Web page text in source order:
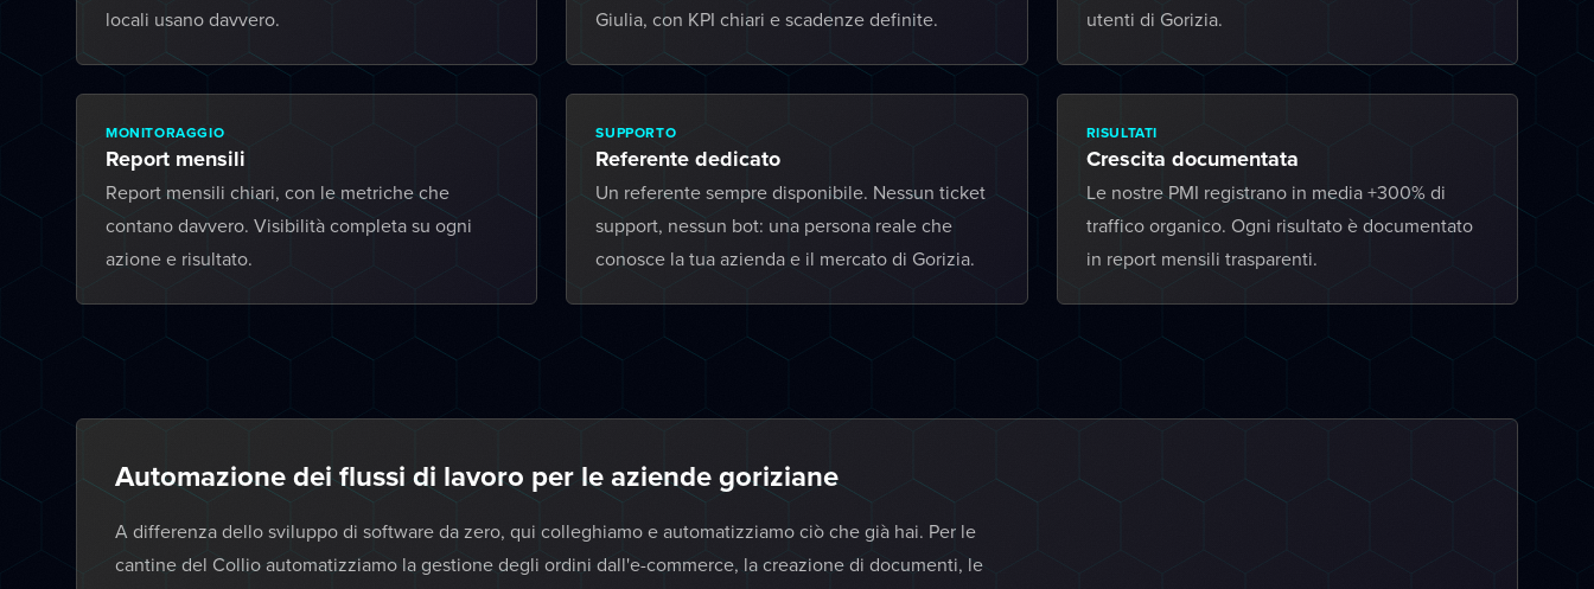
locali usano davvero.
Giulia, con KPI chiari e scadenze definite.
utenti di Gorizia.
MONITORAGGIO
Report mensili
Report mensili chiari, con le metriche che
contano davvero. Visibilità completa su ogni
azione e risultato.
SUPPORTO
Referente dedicato
Un referente sempre disponibile. Nessun ticket
support, nessun bot: una persona reale che
conosce la tua azienda e il mercato di Gorizia.
RISULTATI
Crescita documentata
Le nostre PMI registrano in media +300% di
traffico organico. Ogni risultato è documentato
in report mensili trasparenti.
Automazione dei flussi di lavoro per le aziende goriziane
A differenza dello sviluppo di software da zero, qui colleghiamo e automatizziamo ciò che già hai. Per le
cantine del Collio automatizziamo la gestione degli ordini dall'e-commerce, la creazione di documenti, le